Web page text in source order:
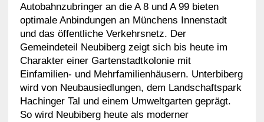
Autobahnzubringer an die A 8 und A 99 bieten
optimale Anbindungen an Münchens Innenstadt
und das öffentliche Verkehrsnetz. Der
Gemeindeteil Neubiberg zeigt sich bis heute im
Charakter einer Gartenstadtkolonie mit
Einfamilien- und Mehrfamilienhäusern. Unterbiberg
wird von Neubausiedlungen, dem Landschaftspark
Hachinger Tal und einem Umweltgarten geprägt.
So wird Neubiberg heute als moderner